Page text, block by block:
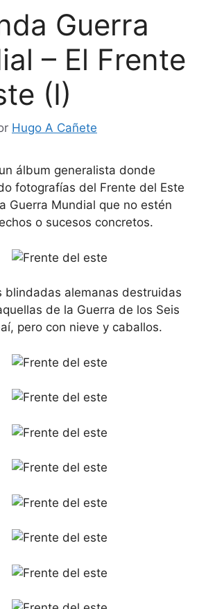
Guerra
– El Frente
(I)
Hugo A Cañete
álbum generalista donde
fotografías del Frente del Este
Guerra Mundial que no estén
o sucesos concretos.
blindadas alemanas destruidas
de la Guerra de los Seis
pero con nieve y caballos.